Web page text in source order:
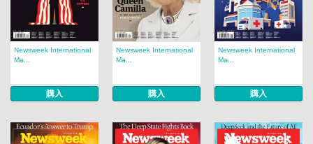
Newsweek International
Ma...
購入
Newsweek International
Ma...
購入
Newsweek International
Ma...
購入